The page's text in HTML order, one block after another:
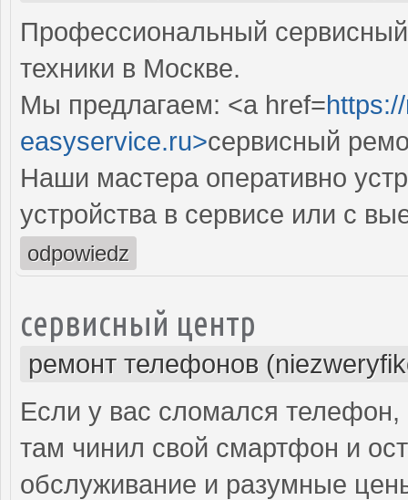
Профессиональный
техники в Москве.
Мы предлагаем: <a href=
easyservice.ru>сервисный
Наши мастера оперативно
устройства в сервисе или с
odpowiedz
сервисный центр
ремонт телефонов
Если у вас сломался
там чинил свой смартфон и
обслуживание и разумные